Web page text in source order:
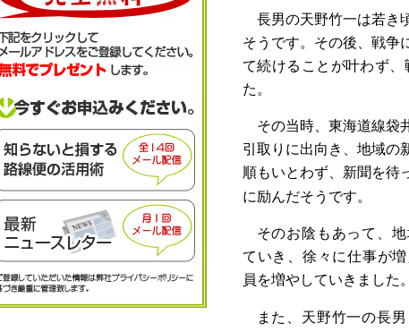
長男の天野竹一は若き
そうです。その後、戦争
て続けることが叶わず
た。
その当時、東海道線袋
引取りに出向き、地域の
順もいとわず、新聞を待
に励んだそうです。
そのお陰もあって、
ていき、徐々に仕事が
員を増やしていきました。
また、天野竹一の長